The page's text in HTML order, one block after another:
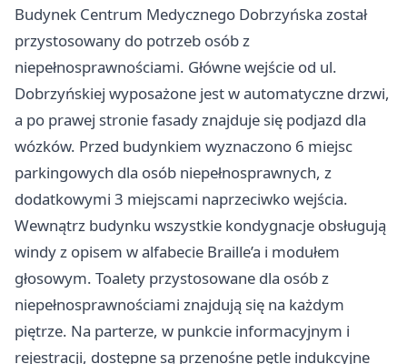
Budynek Centrum Medycznego Dobrzyńska został
przystosowany do potrzeb osób z
niepełnosprawnościami. Główne wejście od ul.
Dobrzyńskiej wyposażone jest w automatyczne drzwi,
a po prawej stronie fasady znajduje się podjazd dla
wózków. Przed budynkiem wyznaczono 6 miejsc
parkingowych dla osób niepełnosprawnych, z
dodatkowymi 3 miejscami naprzeciwko wejścia.
Wewnątrz budynku wszystkie kondygnacje obsługują
windy z opisem w alfabecie Braille’a i modułem
głosowym. Toalety przystosowane dla osób z
niepełnosprawnościami znajdują się na każdym
piętrze. Na parterze, w punkcie informacyjnym i
rejestracji, dostępne są przenośne pętle indukcyjne